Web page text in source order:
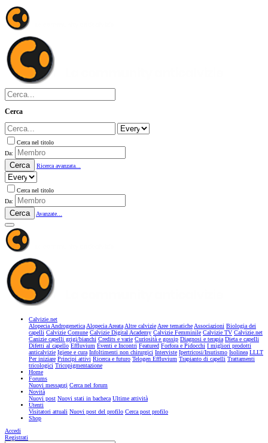
Cerca
Cerca nel titolo
Da:
Cerca Ricerca avanzata...
Cerca nel titolo
Da:
Cerca Avanzate...
Calvizie.net
Alopecia AndrogeneticaAlopecia AreataAltre calvizieAree tematicheAssociazioni Biologia dei
capelli Calvizie Comune Calvizie Digital Academy Calvizie Femminile Calvizie TV Calvizie.net
Canizie capelli grigi/bianchi Credits e varie Curiosità e gossip Diagnosi e terapia Dieta e capelli
Difetti al capello Effluvium Eventi e Incontri Featured Forfora e Pidocchi I migliori prodotti
anticalvizie Igiene e cura Infoltimenti non chirurgici Interviste Ipertricosi/Irsutismo Isolinea LLLT
Per iniziare Principi attivi Ricerca e futuro Telogen Effluvium Trapianto di capelli Trattamenti
tricologici Tricopigmentazione
Home
Forums
Nuovi messaggi Cerca nel forum
Novità
Nuovi post Nuovi stati in bacheca Ultime attività
Utenti
Visitatori attuali Nuovi post del profilo Cerca post profilo
Shop
Accedi
Registrati